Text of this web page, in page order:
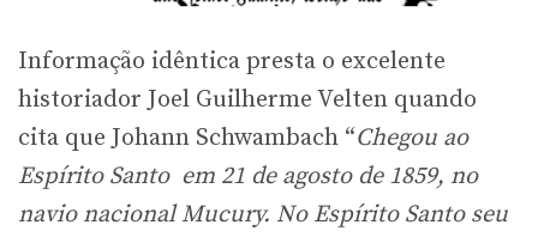
Informação idêntica presta o excelente
historiador Joel Guilherme Velten quando
cita que Johann Schwambach “Chegou ao
Espírito Santo em 21 de agosto de 1859, no
navio nacional Mucury. No Espírito Santo seu